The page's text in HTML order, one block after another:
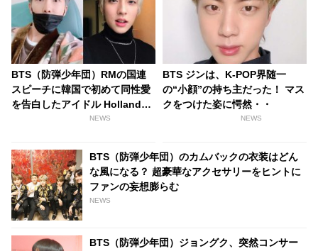
BTS（防弾少年団）RMの国連
スピーチに韓国で初めて同性愛
を告白したアイドル Hollandが
感謝！ 「彼に感謝し、もっとフ
NEWS
BTS ジンは、K-POP界随一
の“小顔”の持ち主だった！ マス
クをつけた姿に愕然・・
NEWS
BTS（防弾少年団）のカムバックの衣装はどん
な風になる？ 超豪華なアクセサリーをヒントに
ファンの妄想膨らむ
NEWS
BTS（防弾少年団）ジョングク、突然コンサー